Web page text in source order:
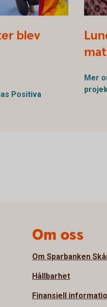
blev
Positiva
Mer
Om oss
Om Sparbanken
Hållbarhet
Finansiell